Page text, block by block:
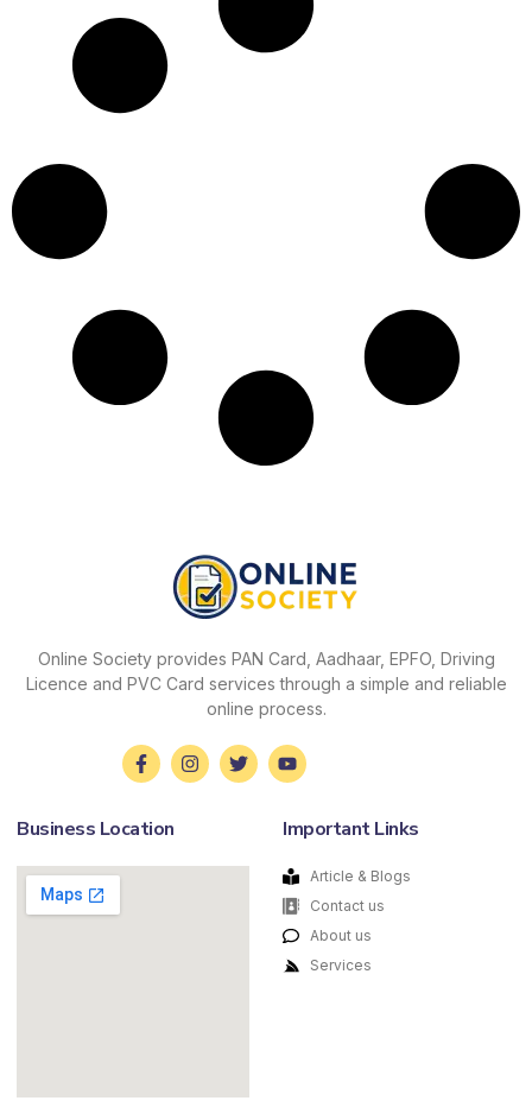
Online Society provides PAN Card, Aadhaar, EPFO, Driving
Licence and PVC Card services through a simple and reliable
online process.
Business Location Important Links
Article & Blogs
Contact us
About us
Services